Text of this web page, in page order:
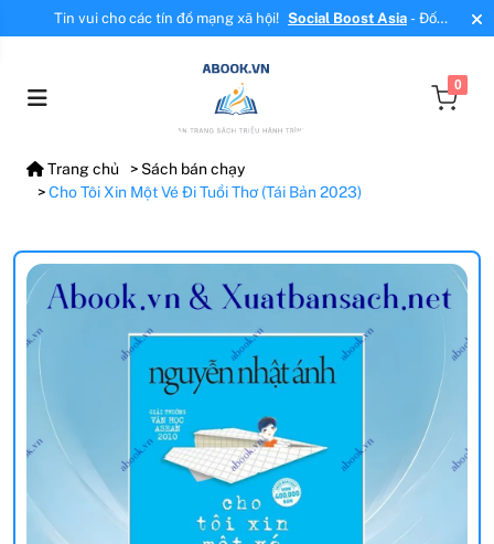
Tin vui cho các tín đồ mạng xã hội! Social Boost Asia- Đối
tác mới, cung cấp dịch vụ tăng tương tác, tăng follow uy tín!
0
Trang chủ
Sách bán chạy
Cho Tôi Xin Một Vé Đi Tuổi Thơ (Tái Bản 2023)